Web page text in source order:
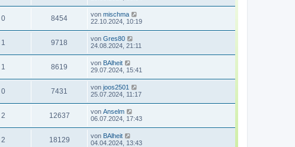
0 8454 von mischma
22.10.2024, 10:19
1 9718 von Gres80
24.08.2024, 21:11
1 8619 von BAlheit
29.07.2024, 15:41
0 7431 von joos2501
25.07.2024, 11:17
2 12637 von Anselm
06.07.2024, 17:43
2 18129 von BAlheit
04.04.2024, 13:43